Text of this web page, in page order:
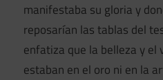
manifestaba su gloria y
reposarían las tablas del
enfatiza que la belleza y el
estaban en el oro ni en la